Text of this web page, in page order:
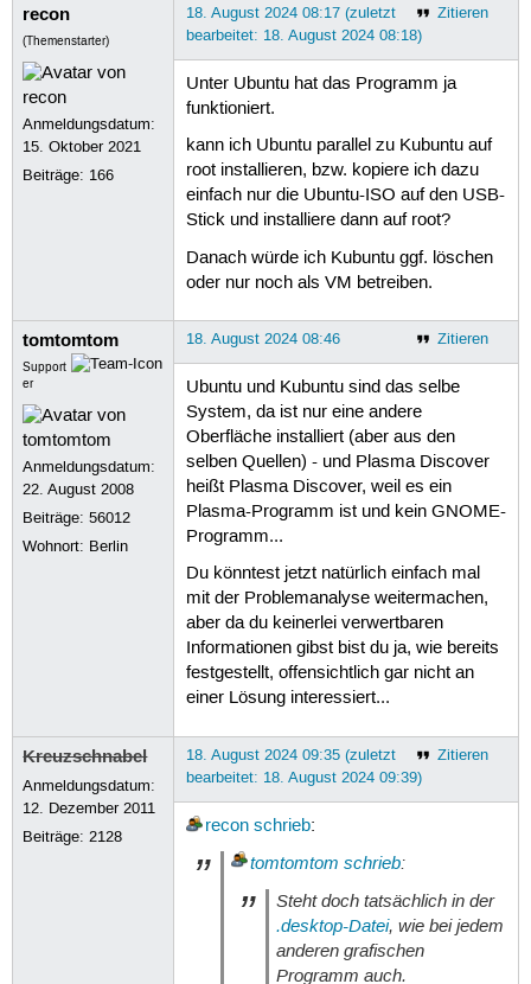
recon
(Themenstarter)
Anmeldungsdatum:
15. Oktober 2021
Beiträge: 166
Zitieren
18. August 2024 08:17 (zuletzt
bearbeitet: 18. August 2024 08:18)
Unter Ubuntu hat das Programm ja
funktioniert.
kann ich Ubuntu parallel zu Kubuntu auf
root installieren, bzw. kopiere ich dazu
einfach nur die Ubuntu-ISO auf den USB-
Stick und installiere dann auf root?
Danach würde ich Kubuntu ggf. löschen
oder nur noch als VM betreiben.
tomtomtom
Support
er
Anmeldungsdatum:
22. August 2008
Beiträge:56012
Wohnort: Berlin
Zitieren
18. August 2024 08:46
Ubuntu und Kubuntu sind das selbe
System, da ist nur eine andere
Oberfläche installiert (aber aus den
selben Quellen) - und Plasma Discover
heißt Plasma Discover, weil es ein
Plasma-Programm ist und kein GNOME-
Programm...
Du könntest jetzt natürlich einfach mal
mit der Problemanalyse weitermachen,
aber da du keinerlei verwertbaren
Informationen gibst bist du ja, wie bereits
festgestellt, offensichtlich gar nicht an
einer Lösung interessiert...
Kreuzschnabel
Anmeldungsdatum:
12. Dezember 2011
Beiträge:2128
Zitieren
18. August 2024 09:35 (zuletzt
bearbeitet: 18. August 2024 09:39)
recon schrieb:
tomtomtom schrieb:
Steht doch tatsächlich in der
.desktop-Datei, wie bei jedem
anderen grafischen
Programm auch.